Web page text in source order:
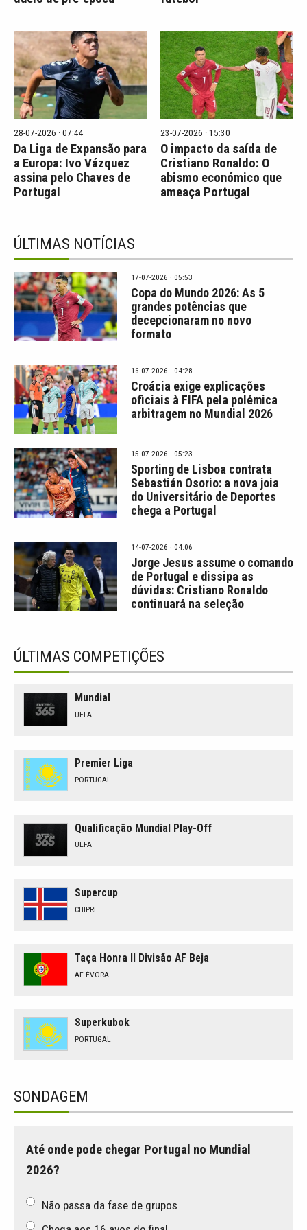
28-07-2026 · 07:44
Da Liga de Expansão para
a Europa: Ivo Vázquez
assina pelo Chaves de
Portugal
23-07-2026 · 15:30
O impacto da saída de
Cristiano Ronaldo: O
abismo económico que
ameaça Portugal
ÚLTIMAS NOTÍCIAS
17-07-2026 · 05:53
Copa do Mundo 2026: As 5
grandes potências que
decepcionaram no novo
formato
16-07-2026 · 04:28
Croácia exige explicações
oficiais à FIFA pela polémica
arbitragem no Mundial 2026
15-07-2026 · 05:23
Sporting de Lisboa contrata
Sebastián Osorio: a nova joia
do Universitário de Deportes
chega a Portugal
14-07-2026 · 04:06
Jorge Jesus assume o comando
de Portugal e dissipa as
dúvidas: Cristiano Ronaldo
continuará na seleção
ÚLTIMAS COMPETIÇÕES
Mundial
UEFA
Premier Liga
PORTUGAL
Qualificação Mundial Play-Off
UEFA
Supercup
CHIPRE
Taça Honra II Divisão AF Beja
AF ÉVORA
Superkubok
PORTUGAL
SONDAGEM
Até onde pode chegar Portugal no Mundial
2026?
Não passa da fase de grupos